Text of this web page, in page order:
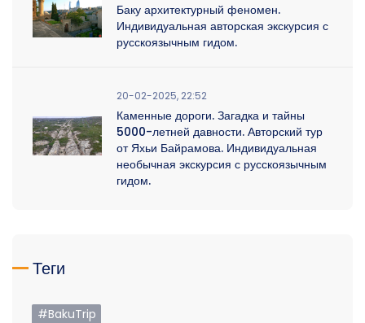
Баку архитектурный феномен.
Индивидуальная авторская экскурсия с
русскоязычным гидом.
20-02-2025, 22:52
Каменные дороги. Загадка и тайны
5000-летней давности. Авторский тур
от Яхьи Байрамова. Индивидуальная
необычная экскурсия с русскоязычным
гидом.
Теги
#BakuTrip